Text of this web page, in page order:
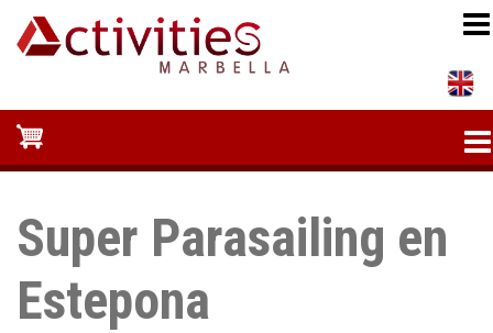
Pasar
Super Parasailing en
Estepona